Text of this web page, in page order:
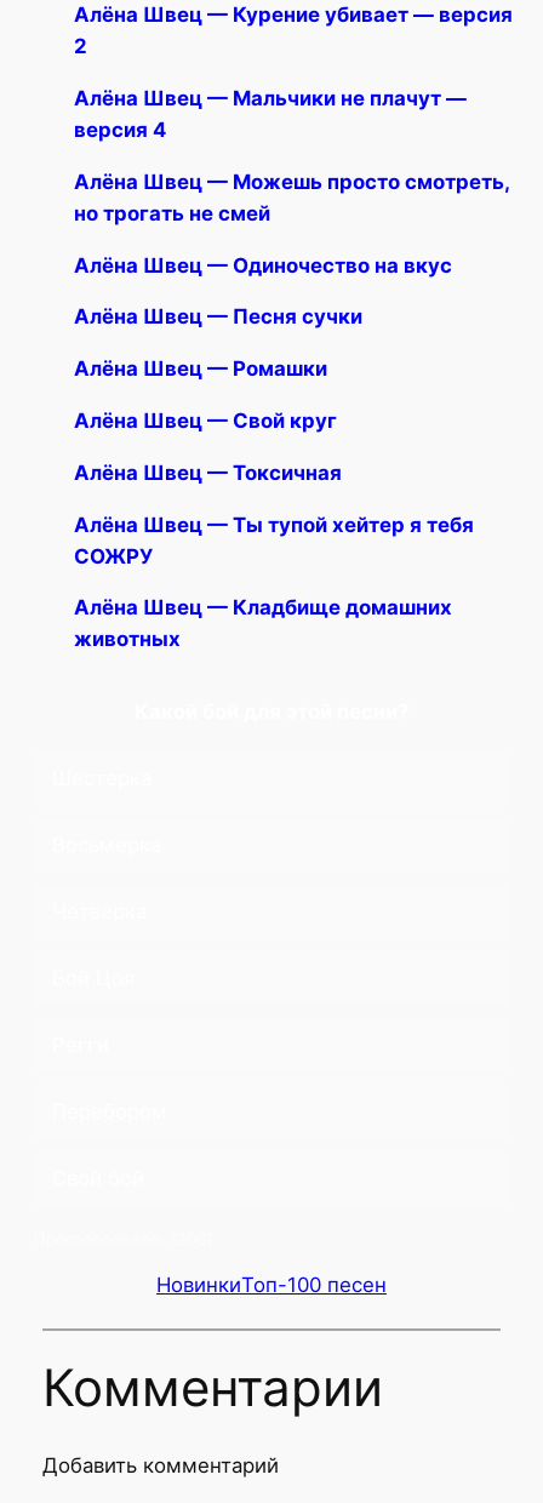
Алёна Швец — Курение убивает — версия
2
Алёна Швец — Мальчики не плачут —
версия 4
Алёна Швец — Можешь просто смотреть,
но трогать не смей
Алёна Швец — Одиночество на вкус
Алёна Швец — Песня сучки
Алёна Швец — Ромашки
Алёна Швец — Свой круг
Алёна Швец — Токсичная
Алёна Швец — Ты тупой хейтер я тебя
СОЖРУ
Алёна Швец — Кладбище домашних
животных
НовинкиТоп-100 песен
Комментарии
Добавить комментарий